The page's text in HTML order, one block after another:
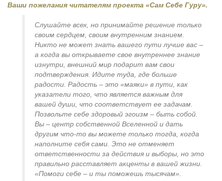
Ваши пожелания читателям проекта «Сам Себе Гуру».
Слушайте всех, но принимайте решение только
своим сердцем, своим внутренним знанием.
Никто не может знать вашего пути лучше вас –
а когда вы открываете свое внутреннее знание
изнутри, внешний мир подарит вам свои
подтверждения. Идите туда, где больше
радости. Радость – это «маяки» в пути, как
указатели того, что является важным для
вашей души, что соответствует ее задачам.
Позвольте себе здоровый эгоизм – быть собой.
Вы – центр собственной Вселенной и дать
другим что-то вы можете только тогда, когда
наполните себя сами. Это не отменяет
ответственности за действия и выборы, но это
правильно расставляет акценты в вашей жизни.
«Помоги себе – и ты поможешь тысячам».